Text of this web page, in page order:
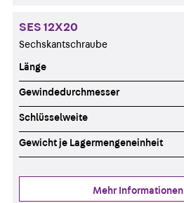
SES 12X20
Sechskantschraube
Länge
Gewindedurchmesser
Schlüsselweite
Gewicht je Lagermengeneinheit
Mehr Informationen